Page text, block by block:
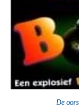
De